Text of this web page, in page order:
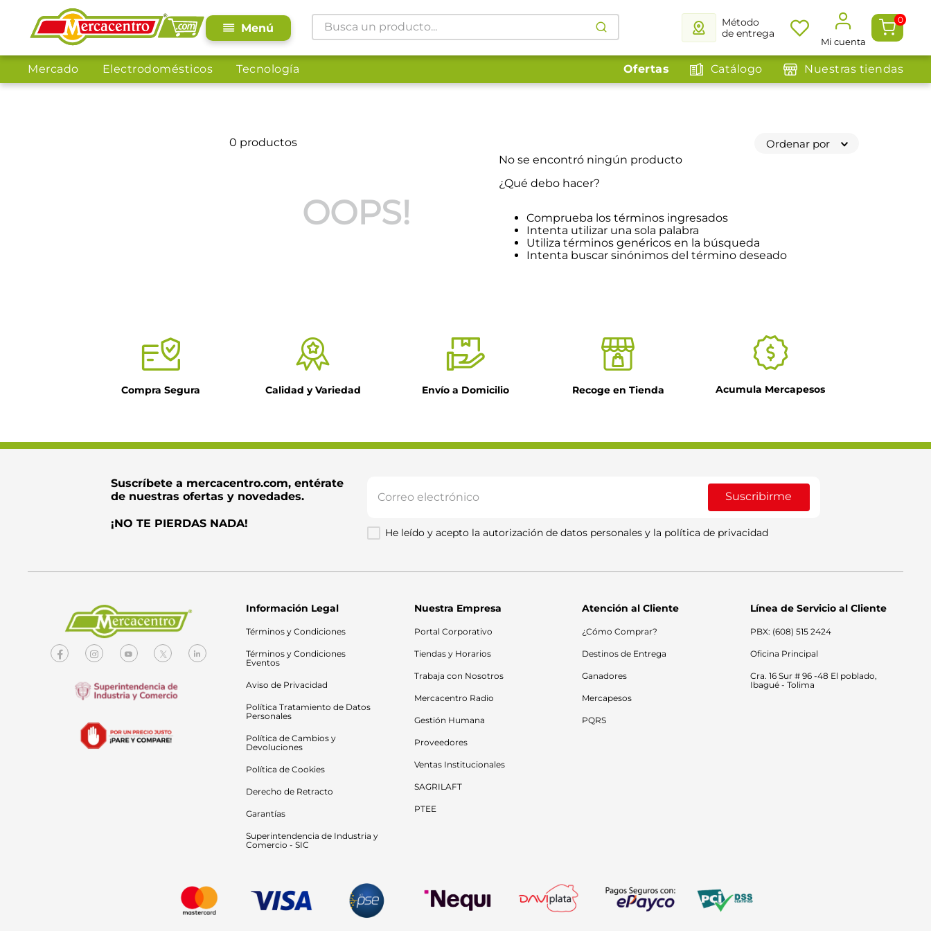
Busca un producto...
Método
de entrega
Mi cuenta
0
Mercado Electrodomésticos Tecnología Ofertas Catálogo Nuestras tiendas
0 productos Ordenar por
OOPS!
No se encontró ningún producto
¿Qué debo hacer?
Comprueba los términos ingresados
Intenta utilizar una sola palabra
Utiliza términos genéricos en la búsqueda
Intenta buscar sinónimos del término deseado
Compra Segura Calidad y Variedad Envío a Domicilio Recoge en Tienda Acumula Mercapesos
Suscríbete a mercacentro.com, entérate
de nuestras ofertas y novedades.
¡NO TE PIERDAS NADA!
Suscribirme
He leído y acepto la autorización de datos personales y la política de privacidad
Información Legal
Términos y Condiciones
Términos y Condiciones
Eventos
Aviso de Privacidad
Política Tratamiento de Datos
Personales
Política de Cambios y
Devoluciones
Política de Cookies
Derecho de Retracto
Garantías
Superintendencia de Industria y
Comercio - SIC
Nuestra Empresa
Portal Corporativo
Tiendas y Horarios
Trabaja con Nosotros
Mercacentro Radio
Gestión Humana
Proveedores
Ventas Institucionales
SAGRILAFT
PTEE
Atención al Cliente
¿Cómo Comprar?
Destinos de Entrega
Ganadores
Mercapesos
PQRS
Línea de Servicio al Cliente
PBX: (608) 515 2424
Oficina Principal
Cra. 16 Sur # 96 -48 El poblado,
Ibagué - Tolima